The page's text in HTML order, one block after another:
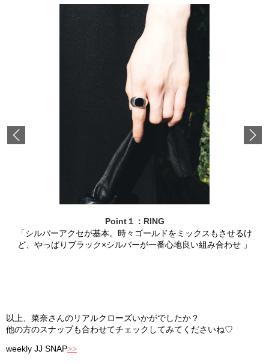
Point１：RING
「シルバーアクセが基本。時々ゴールドをミックスもさせるけ
ど、やっぱりブラック×シルバーが一番心地良い組み合わせ 」
以上、菜奈さんのリアルクローズいかがでしたか？
他の方のスナップも合わせてチェックしてみてくださいね♡
weekly JJ SNAP>>